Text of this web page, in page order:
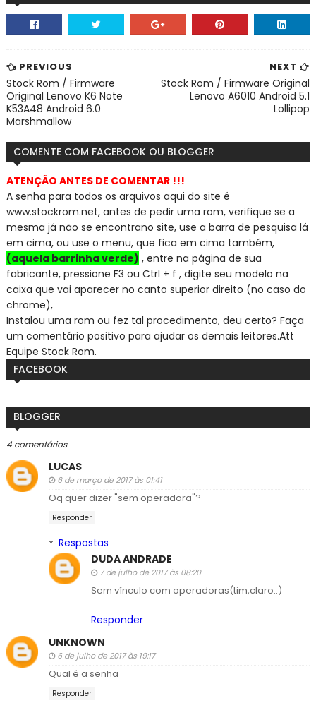
NEXT
Stock Rom / Firmware Original
Lenovo A6010 Android 5.1
Lollipop
PREVIOUS
Stock Rom / Firmware
Original Lenovo K6 Note
K53A48 Android 6.0
Marshmallow
COMENTE COM FACEBOOK OU BLOGGER
ATENÇÃO ANTES DE COMENTAR !!!
A senha para todos os arquivos aqui do site é
www.stockrom.net, antes de pedir uma rom, verifique se a
mesma já não se encontrano site, use a barra de pesquisa lá
em cima, ou use o menu, que fica em cima também,
(aquela barrinha verde) , entre na página de sua
fabricante, pressione F3 ou Ctrl + f , digite seu modelo na
caixa que vai aparecer no canto superior direito (no caso do
chrome),
Instalou uma rom ou fez tal procedimento, deu certo? Faça
um comentário positivo para ajudar os demais leitores.Att
Equipe Stock Rom.
FACEBOOK
BLOGGER
4 comentários
LUCAS
6 de março de 2017 às 01:41
Oq quer dizer "sem operadora"?
Responder
Respostas
DUDA ANDRADE
7 de julho de 2017 às 08:20
Sem vínculo com operadoras(tim,claro..)
Responder
UNKNOWN
6 de julho de 2017 às 19:17
Qual é a senha
Responder